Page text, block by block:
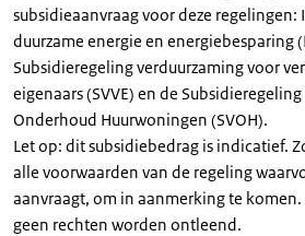
subsidieaanvraag voor deze regelingen:
duurzame energie en energiebesparing
Subsidieregeling verduurzaming voor
eigenaars (SVVE) en de
Onderhoud Huurwoningen (SVOH).
Let op: dit subsidiebedrag is indicatief.
alle voorwaarden van de regeling
aanvraagt, om in aanmerking te
geen rechten worden ontleend.